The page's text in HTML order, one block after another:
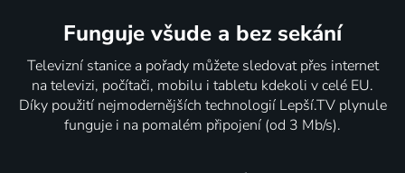
Funguje všude a bez sekání
Televizní stanice a pořady můžete sledovat přes internet
na televizi, počítači, mobilu i tabletu kdekoli v celé EU.
Díky použití nejmodernějších technologií Lepší.TV plynule
funguje i na pomalém připojení (od 3 Mb/s).